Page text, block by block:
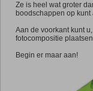
Ze is heel wat groter
boodschappen op kunt
Aan de voorkant kunt
fotocompositie
Begin er maar aan!